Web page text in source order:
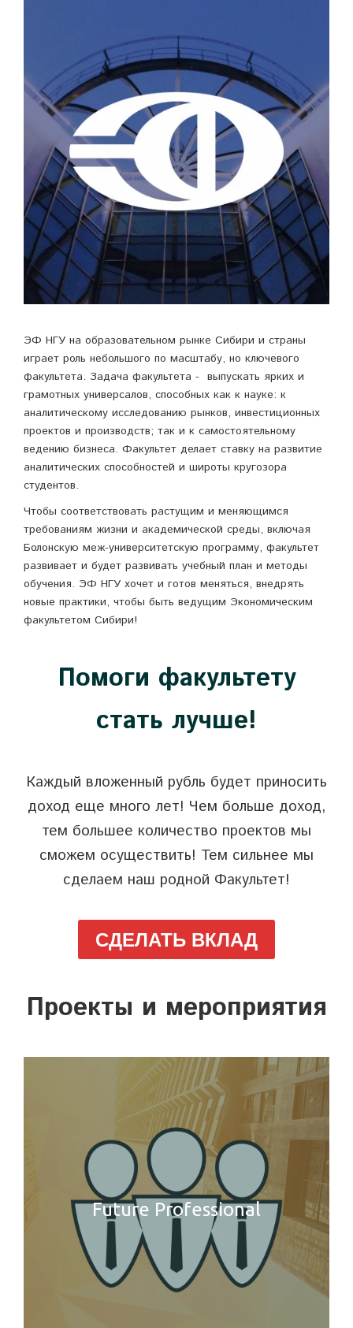
ЭФ НГУ на образовательном рынке Сибири и страны
играет роль небольшого по масштабу, но ключевого
факультета. Задача факультета - выпускать ярких и
грамотных универсалов, способных как к науке: к
аналитическому исследованию рынков, инвестиционных
проектов и производств; так и к самостоятельному
ведению бизнеса. Факультет делает ставку на развитие
аналитических способностей и широты кругозора
студентов.
Чтобы соответствовать растущим и меняющимся
требованиям жизни и академической среды, включая
Болонскую меж-университетскую программу, факультет
развивает и будет развивать учебный план и методы
обучения. ЭФ НГУ хочет и готов меняться, внедрять
новые практики, чтобы быть ведущим Экономическим
факультетом Сибири!
Помоги факультету
стать лучше!
Каждый вложенный рубль будет приносить
доход еще много лет! Чем больше доход,
тем большее количество проектов мы
сможем осуществить! Тем сильнее мы
сделаем наш родной Факультет!
СДЕЛАТЬ ВКЛАД
Проекты и мероприятия
Future Professional